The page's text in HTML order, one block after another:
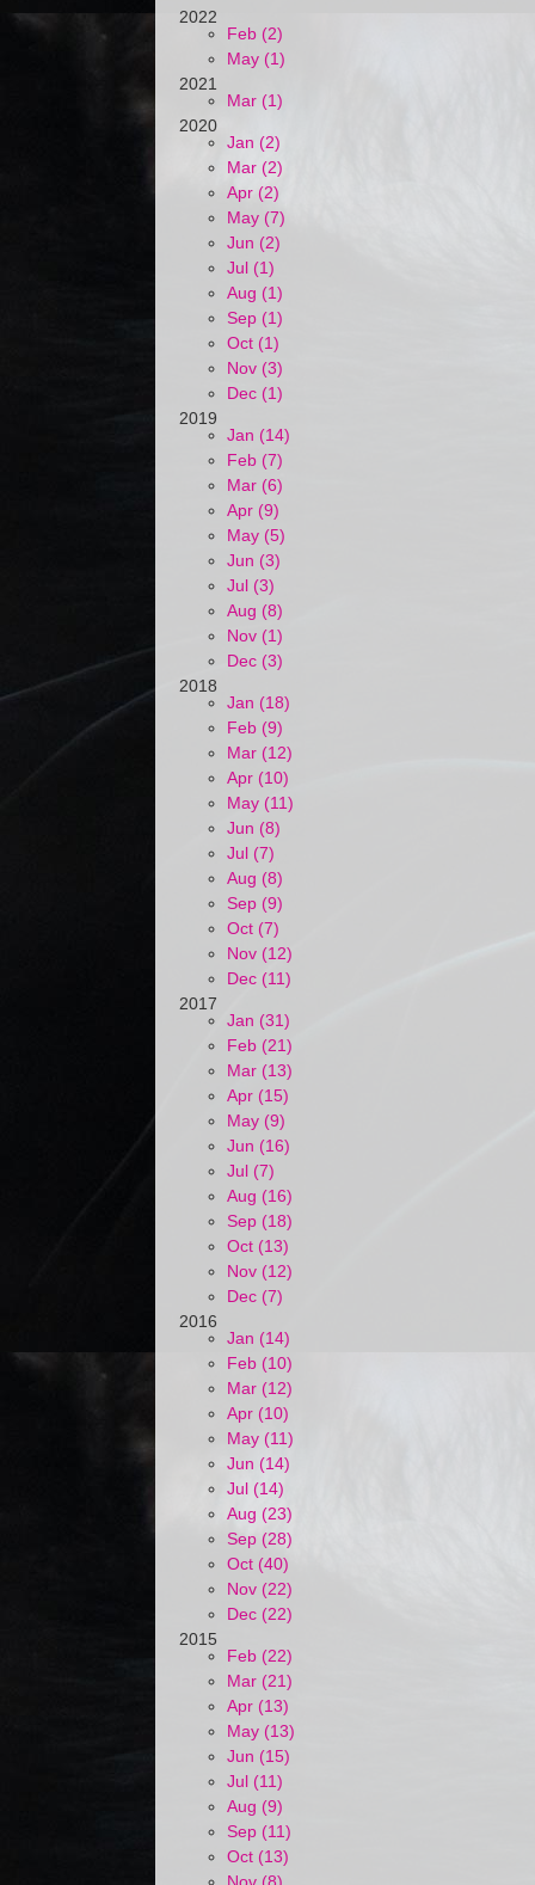
2022
Feb (2)
May (1)
2021
Mar (1)
2020
Jan (2)
Mar (2)
Apr (2)
May (7)
Jun (2)
Jul (1)
Aug (1)
Sep (1)
Oct (1)
Nov (3)
Dec (1)
2019
Jan (14)
Feb (7)
Mar (6)
Apr (9)
May (5)
Jun (3)
Jul (3)
Aug (8)
Nov (1)
Dec (3)
2018
Jan (18)
Feb (9)
Mar (12)
Apr (10)
May (11)
Jun (8)
Jul (7)
Aug (8)
Sep (9)
Oct (7)
Nov (12)
Dec (11)
2017
Jan (31)
Feb (21)
Mar (13)
Apr (15)
May (9)
Jun (16)
Jul (7)
Aug (16)
Sep (18)
Oct (13)
Nov (12)
Dec (7)
2016
Jan (14)
Feb (10)
Mar (12)
Apr (10)
May (11)
Jun (14)
Jul (14)
Aug (23)
Sep (28)
Oct (40)
Nov (22)
Dec (22)
2015
Feb (22)
Mar (21)
Apr (13)
May (13)
Jun (15)
Jul (11)
Aug (9)
Sep (11)
Oct (13)
Nov (8)